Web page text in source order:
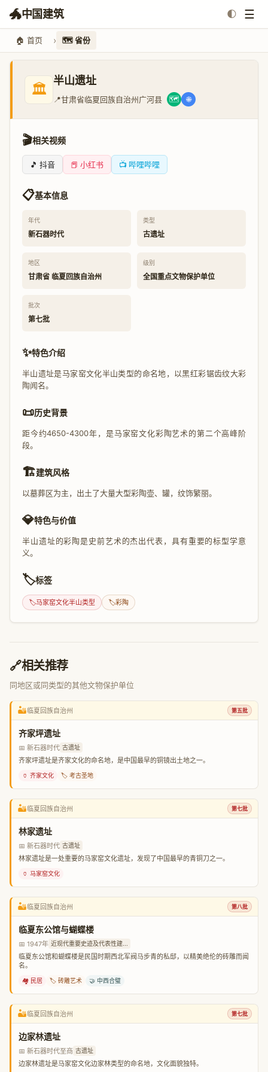
🐲中国建筑 🌓 ☰
🏠 首页 🗺️ 省份
🏛️ 半山遗址
📍甘肃省临夏回族自治州广河县 🗺️ 🌐
🎬相关视频
🎵 抖音 📕 小红书 📺 哔哩哔哩
📋基本信息
年代
新石器时代
类型
古遗址
地区
甘肃省 临夏回族自治州
级别
全国重点文物保护单位
批次
第七批
✨特色介绍
半山遗址是马家窑文化半山类型的命名地，以黑红彩锯齿纹大彩
陶闻名。
📜历史背景
距今约4650-4300年，是马家窑文化彩陶艺术的第二个高峰阶
段。
🏗️建筑风格
以墓葬区为主，出土了大量大型彩陶壶、罐，纹饰繁丽。
💎特色与价值
半山遗址的彩陶是史前艺术的杰出代表，具有重要的标型学意
义。
🏷️标签
🏷️马家窑文化半山类型 🏷️彩陶
🔗相关推荐
同地区或同类型的其他文物保护单位
🏜️临夏回族自治州 第五批
齐家坪遗址
📅 新石器时代 古遗址
齐家坪遗址是齐家文化的命名地，是中国最早的铜镜出土地之一。
🏺 齐家文化 🏷️ 考古圣地
🏜️临夏回族自治州 第七批
林家遗址
📅 新石器时代 古遗址
林家遗址是一处重要的马家窑文化遗址，发现了中国最早的青铜刀之一。
🏺 马家窑文化
🏜️临夏回族自治州 第八批
临夏东公馆与蝴蝶楼
📅 1947年 近现代重要史迹及代表性建...
临夏东公馆和蝴蝶楼是民国时期西北军阀马步青的私邸，以精美绝伦的砖雕而闻
名。
🏘️ 民居 🏷️ 砖雕艺术 🤝 中西合璧
🏜️临夏回族自治州 第七批
边家林遗址
📅 新石器时代至商 古遗址
边家林遗址是马家窑文化边家林类型的命名地，文化面貌独特。